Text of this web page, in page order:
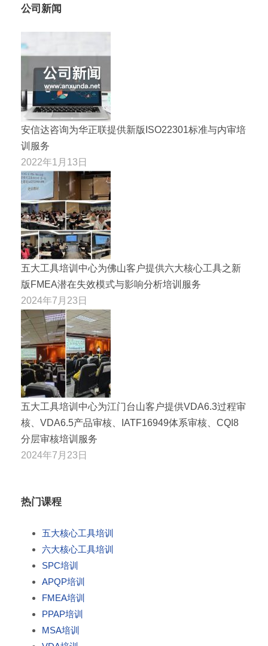
公司新闻
安信达咨询为华正联提供新版ISO22301标准与内审培
训服务
2022年1月13日
五大工具培训中心为佛山客户提供六大核心工具之新
版FMEA潜在失效模式与影响分析培训服务
2024年7月23日
五大工具培训中心为江门台山客户提供VDA6.3过程审
核、VDA6.5产品审核、IATF16949体系审核、CQI8
分层审核培训服务
2024年7月23日
热门课程
五大核心工具培训
六大核心工具培训
SPC培训
APQP培训
FMEA培训
PPAP培训
MSA培训